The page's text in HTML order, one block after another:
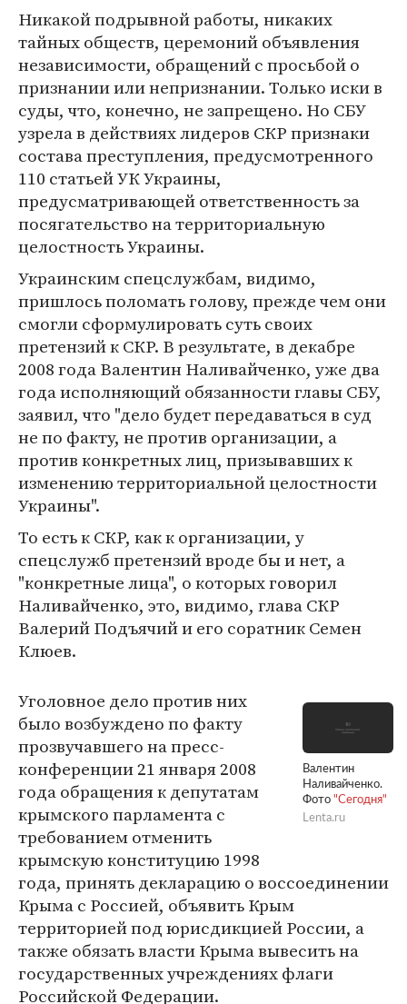
Никакой подрывной работы, никаких
тайных обществ, церемоний объявления
независимости, обращений с просьбой о
признании или непризнании. Только иски в
суды, что, конечно, не запрещено. Но СБУ
узрела в действиях лидеров СКР признаки
состава преступления, предусмотренного
110 статьей УК Украины,
предусматривающей ответственность за
посягательство на территориальную
целостность Украины.
Украинским спецслужбам, видимо,
пришлось поломать голову, прежде чем они
смогли сформулировать суть своих
претензий к СКР. В результате, в декабре
2008 года Валентин Наливайченко, уже два
года исполняющий обязанности главы СБУ,
заявил, что "дело будет передаваться в суд
не по факту, не против организации, а
против конкретных лиц, призывавших к
изменению территориальной целостности
Украины".
То есть к СКР, как к организации, у
спецслужб претензий вроде бы и нет, а
"конкретные лица", о которых говорил
Наливайченко, это, видимо, глава СКР
Валерий Подъячий и его соратник Семен
Клюев.
Валентин
Наливайченко.
Фото "Сегодня"
Lenta.ru
Уголовное дело против них
было возбуждено по факту
прозвучавшего на пресс-
конференции 21 января 2008
года обращения к депутатам
крымского парламента с
требованием отменить
крымскую конституцию 1998
года, принять декларацию о воссоединении
Крыма с Россией, объявить Крым
территорией под юрисдикцией России, а
также обязать власти Крыма вывесить на
государственных учреждениях флаги
Российской Федерации.